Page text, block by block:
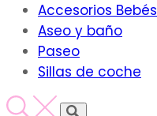
Accesorios Bebés
Aseo y baño
Paseo
Sillas de coche